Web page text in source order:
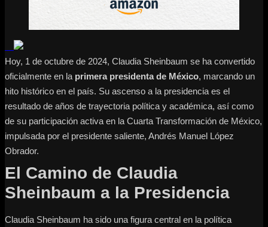
Hoy, 1 de octubre de 2024, Claudia Sheinbaum se ha convertido
oficialmente en la primera presidenta de México, marcando un
hito histórico en el país. Su ascenso a la presidencia es el
resultado de años de trayectoria política y académica, así como
de su participación activa en la Cuarta Transformación de México,
impulsada por el presidente saliente, Andrés Manuel López
Obrador.
El Camino de Claudia
Sheinbaum a la Presidencia
Claudia Sheinbaum ha sido una figura central en la política